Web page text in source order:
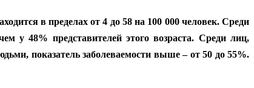
в пределах от 4 до 58 на 100 000 человек. Среди
у 48% представителей этого возраста. Среди лиц,
показатель заболеваемости выше – от 50 до 55%.